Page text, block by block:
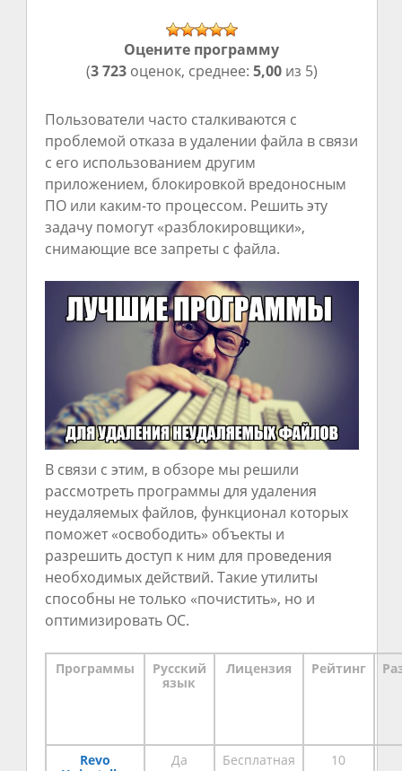
Оцените программу
(3 723оценок, среднее: 5,00из 5)
Пользователи часто сталкиваются с
проблемой отказа в удалении файла в связи
с его использованием другим
приложением, блокировкой вредоносным
ПО или каким-то процессом. Решить эту
задачу помогут «разблокировщики»,
снимающие все запреты с файла.
В связи с этим, в обзоре мы решили
рассмотреть программы для удаления
неудаляемых файлов, функционал которых
поможет «освободить» объекты и
разрешить доступ к ним для проведения
необходимых действий. Такие утилиты
способны не только «почистить», но и
оптимизировать ОС.
Программы
Русский
язык
Лицензия Рейтинг
Revo
Да Бесплатная 10